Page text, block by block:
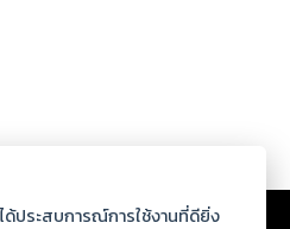
ดาวน์โหลด
ด้ประสบการณ์การใช้งานที่ดียิ่ง